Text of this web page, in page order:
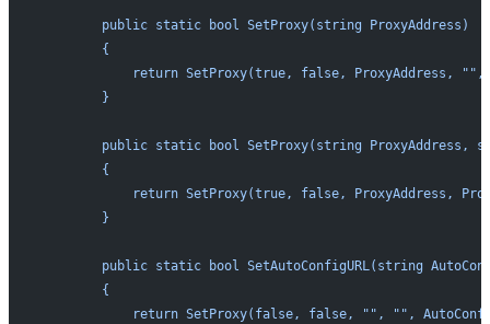
        public static bool SetProxy(string ProxyAddress)
        {
return SetProxy(true, false, ProxyAddress, "",
        }
public static bool SetProxy(string ProxyAddress,
        {
return SetProxy(true, false, ProxyAddress,
        }
public static bool SetAutoConfigURL(string
        {
return SetProxy(false, false, "", "",